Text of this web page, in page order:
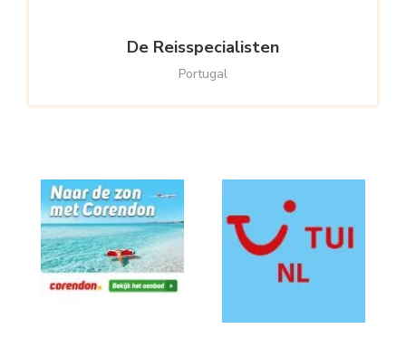
De Reisspecialisten
Portugal